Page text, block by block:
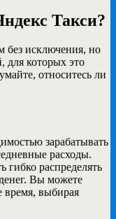
Такси?
без исключения, но
для которых это
относитесь ли
зарабатывать
расходы.
гибко распределять
Вы можете
время, выбирая